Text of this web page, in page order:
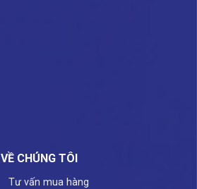
VỀ CHÚNG TÔI
Tư vấn mua hàng